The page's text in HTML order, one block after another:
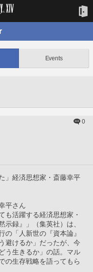
Events
0
」経済思想家・斎藤幸平
平さん
活躍する経済思想家・
示録』」（集英社）は、
の「人新世の『資本論』
避けるか」だったが、今
う生きるか」の話。マル
の生存戦略を語ってもら